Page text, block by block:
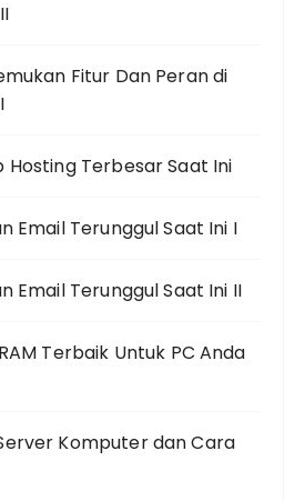
Fitur Dan Peran di
Hosting Terbesar Saat Ini
Email Terunggul Saat Ini I
Email Terunggul Saat Ini II
Terbaik Untuk PC Anda
Komputer dan Cara